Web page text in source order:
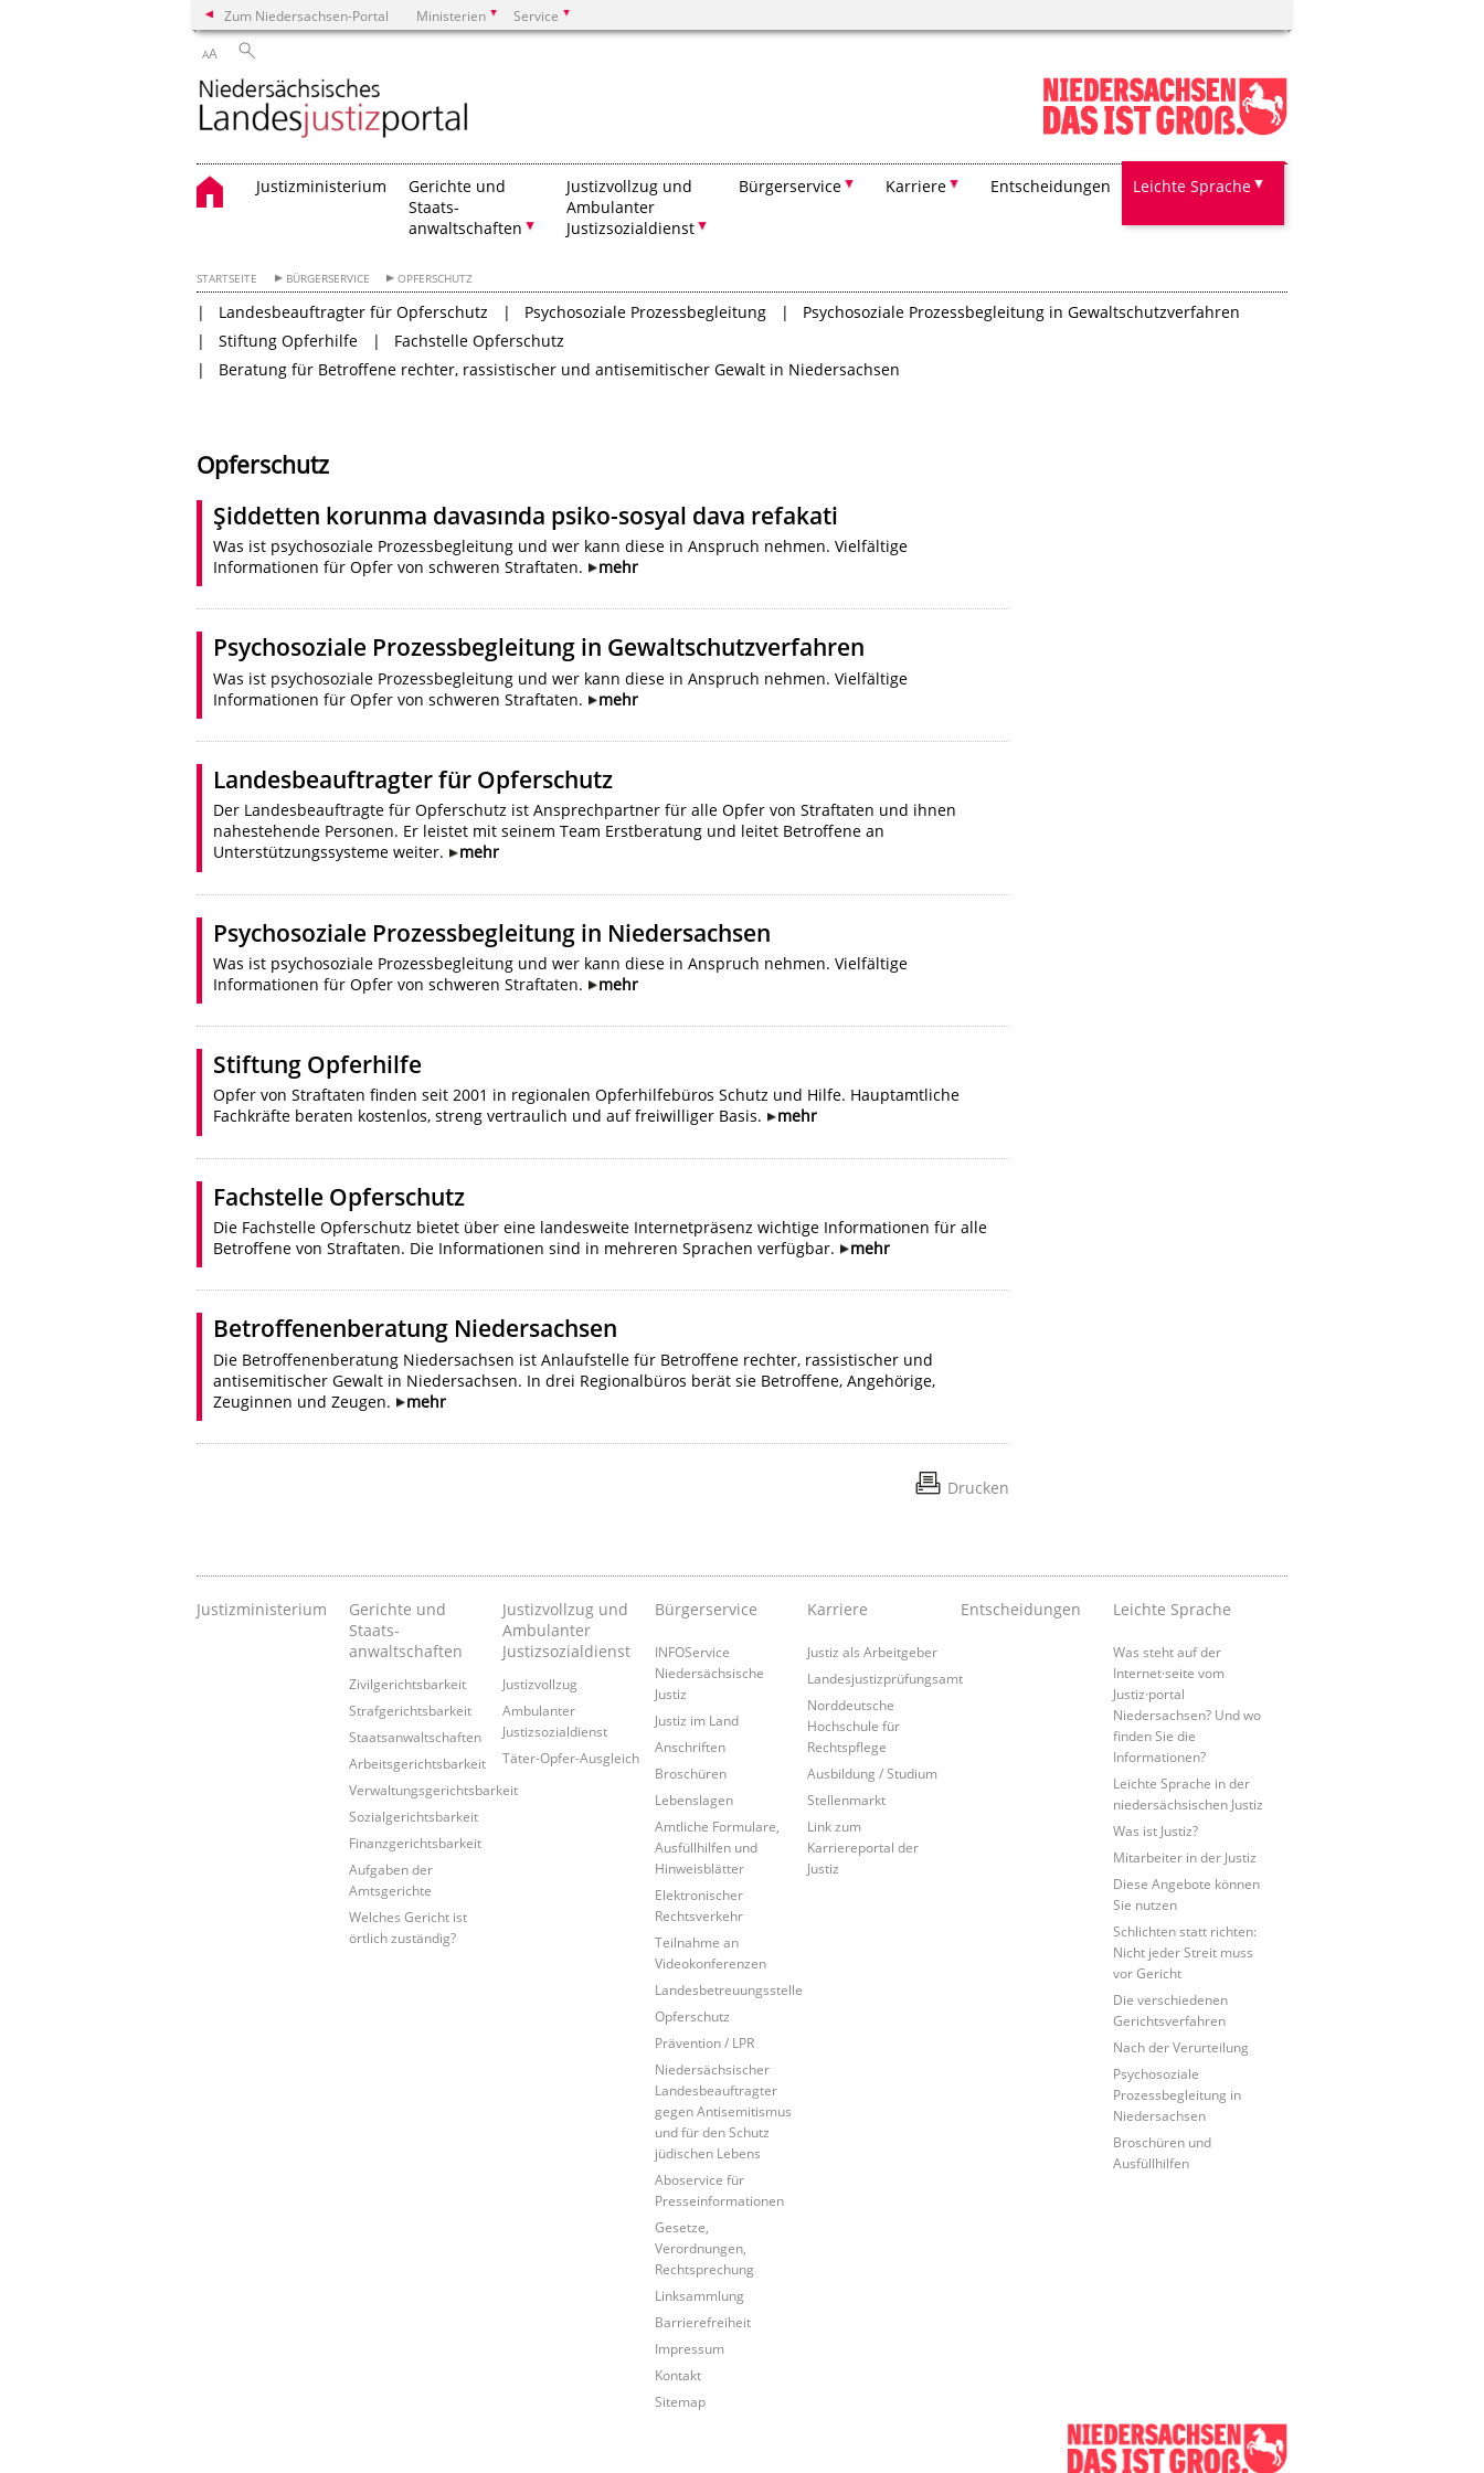
Zum Niedersachsen-Portal Ministerien Service
AA
Justizministerium
Gerichte und
Staats-
anwaltschaften
Justizvollzug und
Ambulanter
Justizsozialdienst
Bürgerservice Karriere Entscheidungen Leichte Sprache
STARTSEITE BÜRGERSERVICE OPFERSCHUTZ
Landesbeauftragter für Opferschutz Psychosoziale Prozessbegleitung
Psychosoziale Prozessbegleitung in Gewaltschutzverfahren
Stiftung Opferhilfe
Fachstelle Opferschutz
Beratung für Betroffene rechter, rassistischer und antisemitischer Gewalt in Niedersachsen
Opferschutz
Şiddetten korunma davasında psiko-sosyal dava refakati
Was ist psychosoziale Prozessbegleitung und wer kann diese in Anspruch nehmen. Vielfältige
Informationen für Opfer von schweren Straftaten.
mehr
Psychosoziale Prozessbegleitung in Gewaltschutzverfahren
Was ist psychosoziale Prozessbegleitung und wer kann diese in Anspruch nehmen. Vielfältige
Informationen für Opfer von schweren Straftaten.
mehr
Landesbeauftragter für Opferschutz
Der Landesbeauftragte für Opferschutz ist Ansprechpartner für alle Opfer von Straftaten und ihnen
nahestehende Personen. Er leistet mit seinem Team Erstberatung und leitet Betroffene an
Unterstützungssysteme weiter.
mehr
Psychosoziale Prozessbegleitung in Niedersachsen
Was ist psychosoziale Prozessbegleitung und wer kann diese in Anspruch nehmen. Vielfältige
Informationen für Opfer von schweren Straftaten.
mehr
Stiftung Opferhilfe
Opfer von Straftaten finden seit 2001 in regionalen Opferhilfebüros Schutz und Hilfe. Hauptamtliche
Fachkräfte beraten kostenlos, streng vertraulich und auf freiwilliger Basis.
mehr
Fachstelle Opferschutz
Die Fachstelle Opferschutz bietet über eine landesweite Internetpräsenz wichtige Informationen für alle
Betroffene von Straftaten. Die Informationen sind in mehreren Sprachen verfügbar.
mehr
Betroffenenberatung Niedersachsen
Die Betroffenenberatung Niedersachsen ist Anlaufstelle für Betroffene rechter, rassistischer und
antisemitischer Gewalt in Niedersachsen. In drei Regionalbüros berät sie Betroffene, Angehörige,
Zeuginnen und Zeugen.
mehr
Drucken
Justizministerium
Gerichte und
Staats-
anwaltschaften
Zivilgerichtsbarkeit
Strafgerichtsbarkeit
Staatsanwaltschaften
Arbeitsgerichtsbarkeit
Verwaltungsgerichtsbarkeit
Sozialgerichtsbarkeit
Finanzgerichtsbarkeit
Aufgaben der
Amtsgerichte
Welches Gericht ist
örtlich zuständig?
Justizvollzug und
Ambulanter
Justizsozialdienst
Justizvollzug
Ambulanter
Justizsozialdienst
Täter-Opfer-Ausgleich
Bürgerservice
INFOService
Niedersächsische
Justiz
Justiz im Land
Anschriften
Broschüren
Lebenslagen
Amtliche Formulare,
Ausfüllhilfen und
Hinweisblätter
Elektronischer
Rechtsverkehr
Teilnahme an
Videokonferenzen
Landesbetreuungsstelle
Opferschutz
Prävention / LPR
Niedersächsischer
Landesbeauftragter
gegen Antisemitismus
und für den Schutz
jüdischen Lebens
Aboservice für
Presseinformationen
Gesetze,
Verordnungen,
Rechtsprechung
Linksammlung
Barrierefreiheit
Impressum
Kontakt
Sitemap
Karriere
Justiz als Arbeitgeber
Landesjustizprüfungsamt
Norddeutsche
Hochschule für
Rechtspflege
Ausbildung / Studium
Stellenmarkt
Link zum
Karriereportal der
Justiz
Entscheidungen Leichte Sprache
Was steht auf der
Internet·seite vom
Justiz·portal
Niedersachsen? Und wo
finden Sie die
Informationen?
Leichte Sprache in der
niedersächsischen Justiz
Was ist Justiz?
Mitarbeiter in der Justiz
Diese Angebote können
Sie nutzen
Schlichten statt richten:
Nicht jeder Streit muss
vor Gericht
Die verschiedenen
Gerichtsverfahren
Nach der Verurteilung
Psychosoziale
Prozessbegleitung in
Niedersachsen
Broschüren und
Ausfüllhilfen